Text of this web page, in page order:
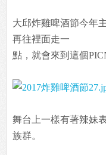
大邱炸雞啤酒節今年
再往裡面走一
點，就會來到這個
舞台上一樣有著辣妹
族群。